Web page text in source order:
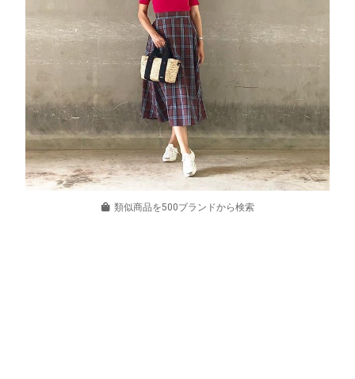
類似商品を500ブランドから検索